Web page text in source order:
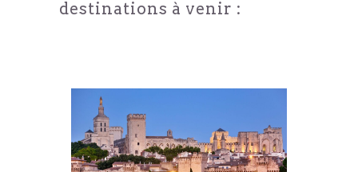
destinations à venir :